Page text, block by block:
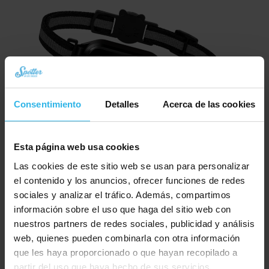
Consentimiento Detalles Acerca de las cookies
Esta página web usa cookies
Las cookies de este sitio web se usan para personalizar
el contenido y los anuncios, ofrecer funciones de redes
sociales y analizar el tráfico. Además, compartimos
información sobre el uso que haga del sitio web con
nuestros partners de redes sociales, publicidad y análisis
web, quienes pueden combinarla con otra información
que les haya proporcionado o que hayan recopilado a
partir del uso que haya hecho de sus servicios.
89,95
El
precio
original
era:
€ 89,95.
79,94
precio
actual
es:
€ 79,94.
Pedir ahora